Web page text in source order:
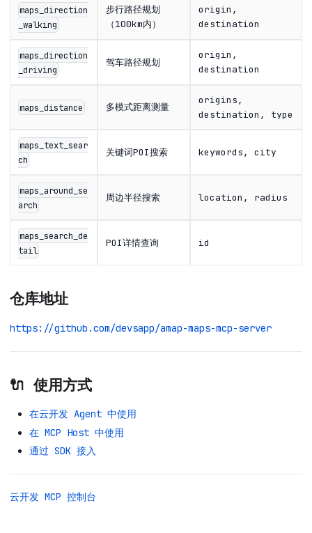
maps_direction
_walking
步行路径规划
（100km内）
origin,
destination
maps_direction
_driving
驾车路径规划
origin,
destination
maps_distance 多模式距离测量
origins,
destination, type
maps_text_sear
ch
关键词POI搜索 keywords, city
maps_around_se
arch
周边半径搜索 location, radius
maps_search_de
tail
POI详情查询 id
仓库地址
https://github.com/devsapp/amap-maps-mcp-server
🔌 使用方式
在云开发 Agent 中使用
在 MCP Host 中使用
通过 SDK 接入
云开发 MCP 控制台